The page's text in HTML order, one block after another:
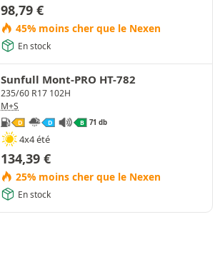
98,79 €
45% moins cher que le Nexen
En stock
Sunfull Mont-PRO HT-782
235/60 R17 102H
M+S
D D B 71 db
4x4 été
134,39 €
25% moins cher que le Nexen
En stock